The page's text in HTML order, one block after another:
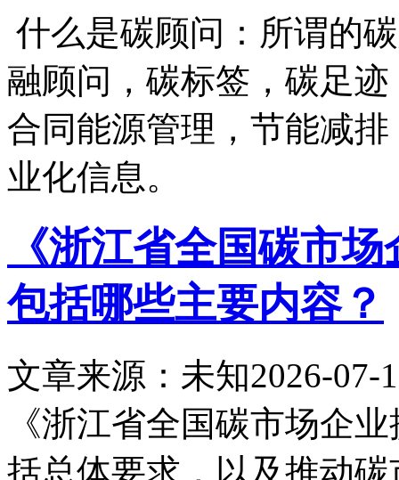
什么是碳顾问：所谓的
融顾问，碳标签，碳足
合同能源管理，节能减
业化信息。
《浙江省全国碳市
包括哪些主要内容？
文章来源：未知2026-07-
《浙江省全国碳市场企
括总体要求，以及推动